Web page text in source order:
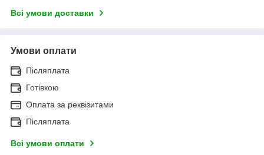
Всі умови доставки
Умови оплати
Післяплата
Готівкою
Оплата за реквізитами
Післяплата
Всі умови оплати